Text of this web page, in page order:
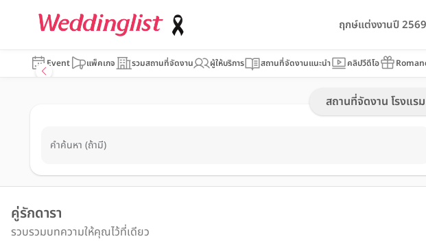
ฤกษ์แต่งงานปี 2569
Event แพ็คเกจ รวมสถานที่จัดงาน ผู้ให้บริการ สถานที่จัดงานแนะนำ คลิปวีดีโอ
สถานที่จัดงาน โรงแรม
คำค้นหา (ถ้ามี)
คู่รักดารา
รวบรวมบทความให้คุณไว้ที่เดียว